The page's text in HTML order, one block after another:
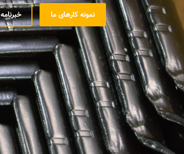
نمونه کارهای ما خبرنامه